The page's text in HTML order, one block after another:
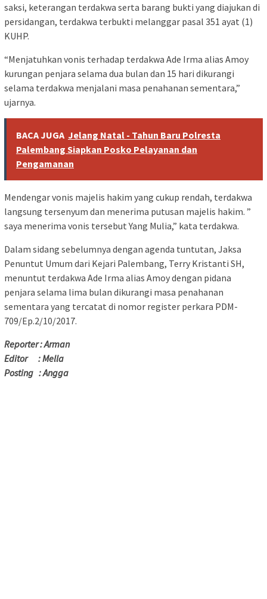
saksi, keterangan terdakwa serta barang bukti yang diajukan di
persidangan, terdakwa terbukti melanggar pasal 351 ayat (1)
KUHP.
“Menjatuhkan vonis terhadap terdakwa Ade Irma alias Amoy
kurungan penjara selama dua bulan dan 15 hari dikurangi
selama terdakwa menjalani masa penahanan sementara,”
ujarnya.
BACA JUGA Jelang Natal - Tahun Baru Polresta
Palembang Siapkan Posko Pelayanan dan
Pengamanan
Mendengar vonis majelis hakim yang cukup rendah, terdakwa
langsung tersenyum dan menerima putusan majelis hakim. ”
saya menerima vonis tersebut Yang Mulia,” kata terdakwa.
Dalam sidang sebelumnya dengan agenda tuntutan, Jaksa
Penuntut Umum dari Kejari Palembang, Terry Kristanti SH,
menuntut terdakwa Ade Irma alias Amoy dengan pidana
penjara selama lima bulan dikurangi masa penahanan
sementara yang tercatat di nomor register perkara PDM-
709/Ep.2/10/2017.
Reporter : Arman
Editor : Mella
Posting : Angga ‎